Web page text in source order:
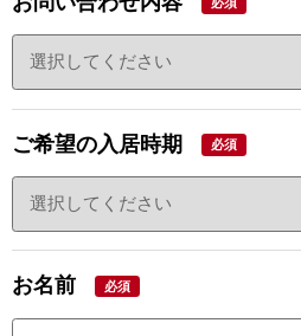
必須
ご希望の入居時期 必須
お名前 必須